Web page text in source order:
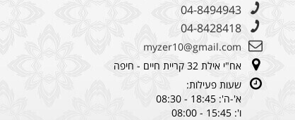
04-8494943
04-8428418
myzer10@gmail.com
אח"י אילת 32 קריית חיים - חיפה
שעות פעילות:
א'-ה': 18:45 - 08:30
ו': 15:45 - 08:00